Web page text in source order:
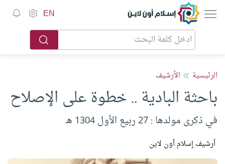
إسلام أون لاين EN
الرئيسية الأرشيف
باحثة البادية .. خطوة على الإصلاح
في ذكرى مولدها : 27 ربيع الأول 1304 هـ
أرشيف إسلام أون لاين